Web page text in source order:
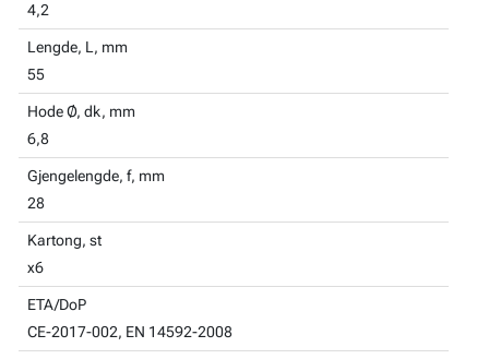
4,2
Lengde, L, mm
55
Hode Ø, dk, mm
6,8
Gjengelengde, f, mm
28
Kartong, st
x6
ETA/DoP
CE-2017-002, EN 14592-2008